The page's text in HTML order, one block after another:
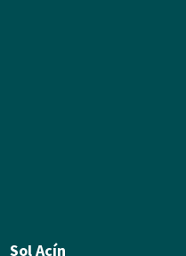
Sol Acín